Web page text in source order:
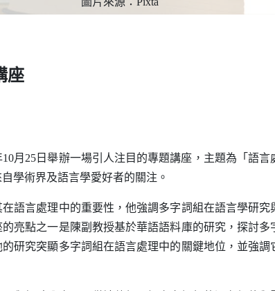
座
25日舉辦一場引人注目的專題講座，主題為「語言
學術界及語言學愛好者的關注。
言處理中的重要性，他強調多字詞組在語言學研究
亮點之一是陳副教授基於華語語料庫的研究，探討
研究突顯多字詞組在語言處理中的關鍵地位，並強